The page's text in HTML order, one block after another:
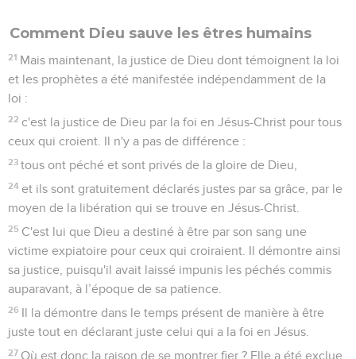
Comment Dieu sauve les êtres humains
21 Mais maintenant, la justice de Dieu dont témoignent la loi
et les prophètes a été manifestée indépendamment de la
loi :
22 c'est la justice de Dieu par la foi en Jésus-Christ pour tous
ceux qui croient. Il n'y a pas de différence :
23 tous ont péché et sont privés de la gloire de Dieu,
24 et ils sont gratuitement déclarés justes par sa grâce, par le
moyen de la libération qui se trouve en Jésus-Christ.
25 C'est lui que Dieu a destiné à être par son sang une
victime expiatoire pour ceux qui croiraient. Il démontre ainsi
sa justice, puisqu'il avait laissé impunis les péchés commis
auparavant, à l’époque de sa patience.
26 Il la démontre dans le temps présent de manière à être
juste tout en déclarant juste celui qui a la foi en Jésus.
27 Où est donc la raison de se montrer fier ? Elle a été exclue.